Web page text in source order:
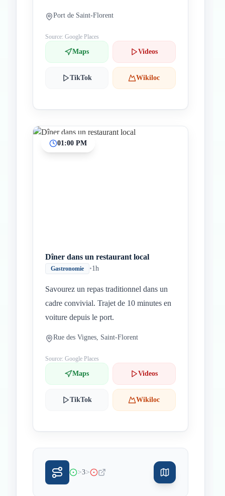
Port de Saint-Florent
Source: Google Places
Maps Videos
TikTok Wikiloc
01:00 PM
Dîner dans un restaurant local
Gastronomie •1h
Savourez un repas traditionnel dans un
cadre convivial. Trajet de 10 minutes en
voiture depuis le port.
Rue des Vignes, Saint-Florent
Source: Google Places
Maps Videos
TikTok Wikiloc
>3>